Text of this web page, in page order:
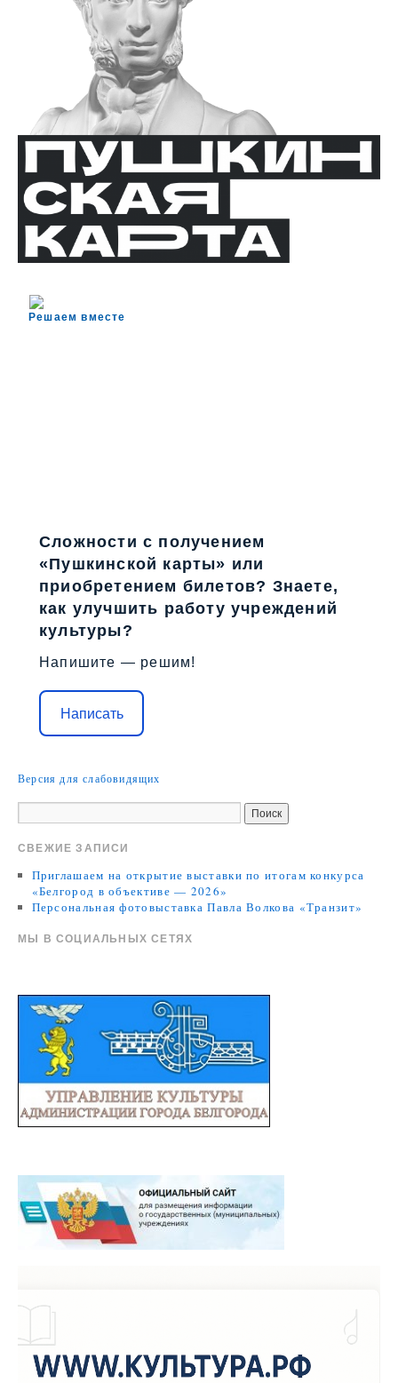
Решаем вместе
Сложности с получением
«Пушкинской карты» или
приобретением билетов? Знаете,
как улучшить работу учреждений
культуры?
Напишите — решим!
Написать
Версия для слабовидящих
СВЕЖИЕ ЗАПИСИ
Приглашаем на открытие выставки по итогам конкурса
«Белгород в объективе — 2026»
Персональная фотовыставка Павла Волкова «Транзит»
МЫ В СОЦИАЛЬНЫХ СЕТЯХ